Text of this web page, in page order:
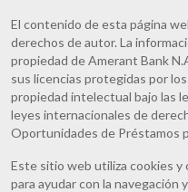
El contenido de esta página
derechos de autor. La
propiedad de Amerant Bank
sus licencias protegidas por
propiedad intelectual bajo las
leyes internacionales de
Oportunidades de Préstamos
Este sitio web utiliza cookies
para ayudar con la navegación